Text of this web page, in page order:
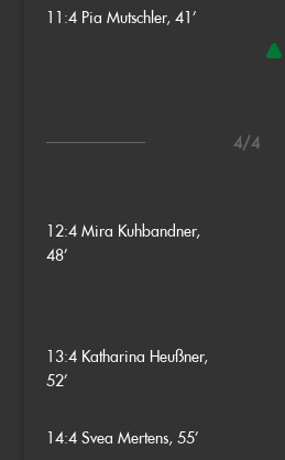
11:4 Pia Mutschler, 41’
4/4
12:4 Mira Kuhbandner,
48’
13:4 Katharina Heußner,
52’
14:4 Svea Mertens, 55’